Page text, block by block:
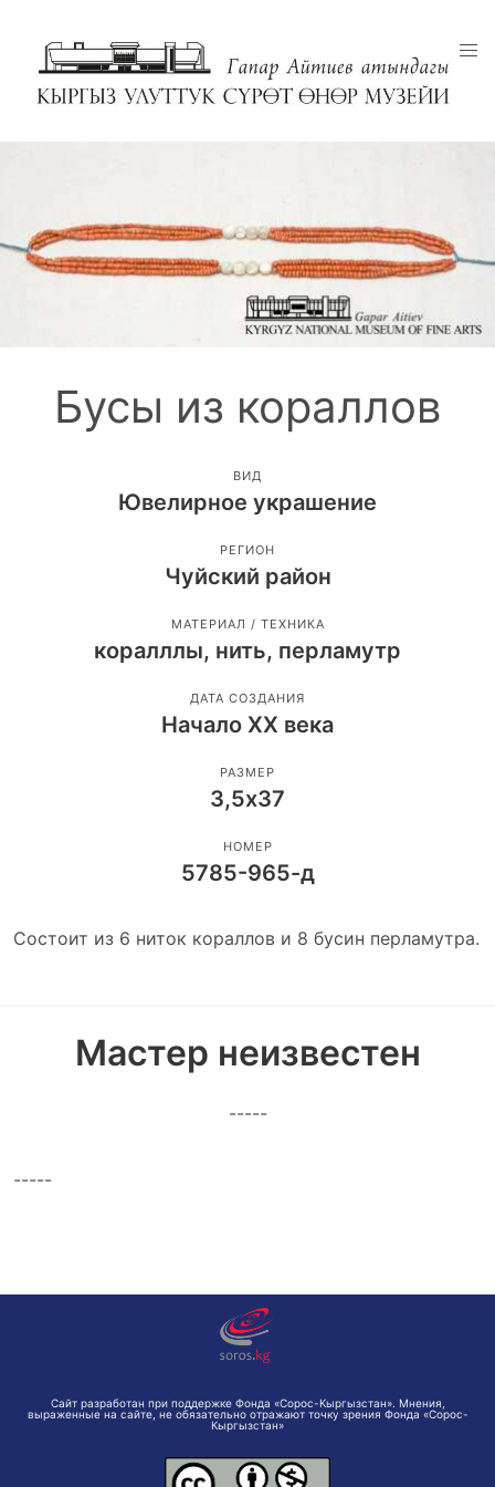
Бусы из кораллов
ВИД
Ювелирное украшение
РЕГИОН
Чуйский район
МАТЕРИАЛ / ТЕХНИКА
коралллы, нить, перламутр
ДАТА СОЗДАНИЯ
Начало ХХ века
РАЗМЕР
3,5х37
НОМЕР
5785-965-д
Состоит из 6 ниток кораллов и 8 бусин перламутра.
Мастер неизвестен
-----
-----
Сайт разработан при поддержке Фонда «Сорос-Кыргызстан». Мнения,
выраженные на сайте, не обязательно отражают точку зрения Фонда «Сорос-
Кыргызстан»